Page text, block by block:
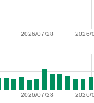
2026/
2026/07/28
2026/
2026/07/28